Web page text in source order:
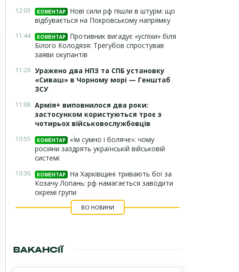
12:03 КОМЕНТАР
Нові сили рф пішли в штурм: що
відбувається на Покровському напрямку
11:44 КОМЕНТАР
Противник вигадує «успіхи» біля
Білого Колодязя: Трегубов спростував
заяви окупантів
11:26 Уражено два НПЗ та СПБ установку
«Сиваш» в Чорному морі — Генштаб
ЗСУ
11:08 Армія+ виповнилося два роки:
застосунком користуються троє з
чотирьох військовослужбовців
10:55 КОМЕНТАР
«Їм сумно і боляче»: чому
росіяни заздрять українській військовій
системі
10:36 КОМЕНТАР
На Харківщині тривають бої за
Козачу Лопань: рф намагається заводити
окремі групи
ВСІ НОВИНИ
ВАКАНСІЇ